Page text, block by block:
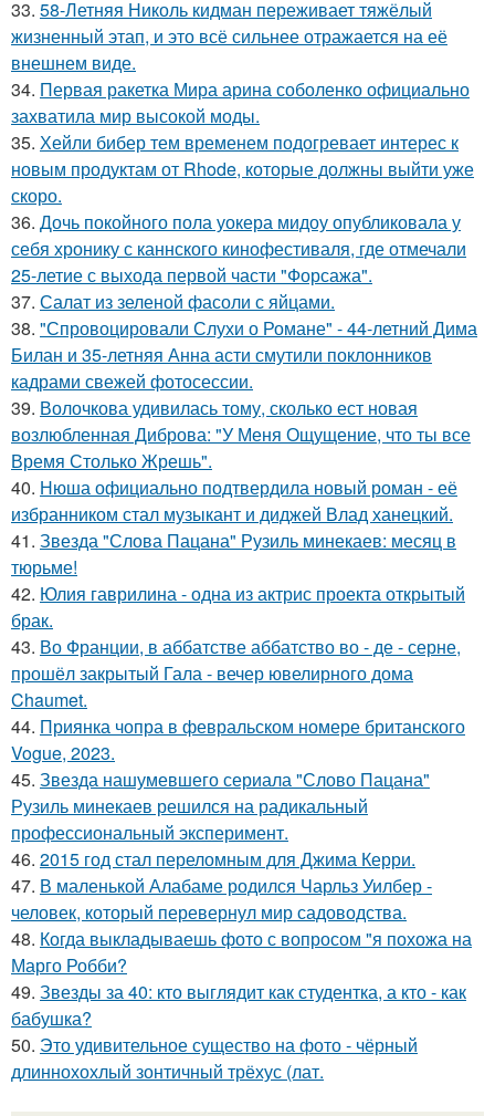
33. 58-Летняя Николь кидман переживает тяжёлый
жизненный этап, и это всё сильнее отражается на её
внешнем виде.
34. Первая ракетка Мира арина соболенко официально
захватила мир высокой моды.
35. Хейли бибер тем временем подогревает интерес к
новым продуктам от Rhode, которые должны выйти уже
скоро.
36. Дочь покойного пола уокера мидоу опубликовала у
себя хронику с каннского кинофестиваля, где отмечали
25-летие с выхода первой части "Форсажа".
37. Салат из зеленой фасоли с яйцами.
38. "Спровоцировали Слухи о Романе" - 44-летний Дима
Билан и 35-летняя Анна асти смутили поклонников
кадрами свежей фотосессии.
39. Волочкова удивилась тому, сколько ест новая
возлюбленная Диброва: "У Меня Ощущение, что ты все
Время Столько Жрешь".
40. Нюша официально подтвердила новый роман - её
избранником стал музыкант и диджей Влад ханецкий.
41. Звезда "Слова Пацана" Рузиль минекаев: месяц в
тюрьме!
42. Юлия гаврилина - одна из актрис проекта открытый
брак.
43. Во Франции, в аббатстве аббатство во - де - серне,
прошёл закрытый Гала - вечер ювелирного дома
Chaumet.
44. Приянка чопра в февральском номере британского
Vogue, 2023.
45. Звезда нашумевшего сериала "Слово Пацана"
Рузиль минекаев решился на радикальный
профессиональный эксперимент.
46. 2015 год стал переломным для Джима Керри.
47. В маленькой Алабаме родился Чарльз Уилбер -
человек, который перевернул мир садоводства.
48. Когда выкладываешь фото с вопросом "я похожа на
Марго Робби?
49. Звезды за 40: кто выглядит как студентка, а кто - как
бабушка?
50. Это удивительное существо на фото - чёрный
длиннохохлый зонтичный трёхус (лат.